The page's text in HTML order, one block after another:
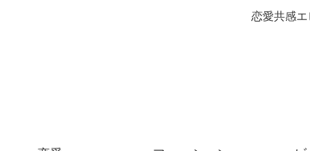
恋愛共感エ